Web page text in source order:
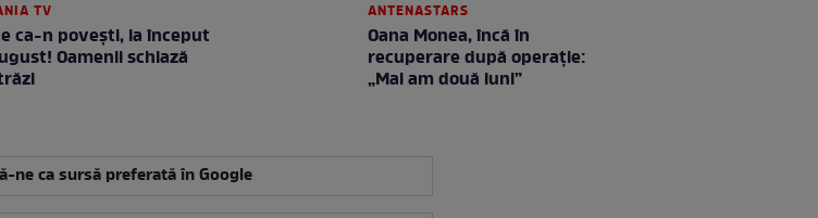
TV
ca-n povești, la început
schiază
ANTENASTARS
Oana Monea, încă în
recuperare după operație:
„Mai am două luni”
ne ca sursă preferată în Google